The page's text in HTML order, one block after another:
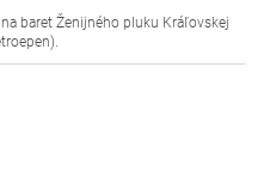
baret Ženijného pluku Kráľovskej